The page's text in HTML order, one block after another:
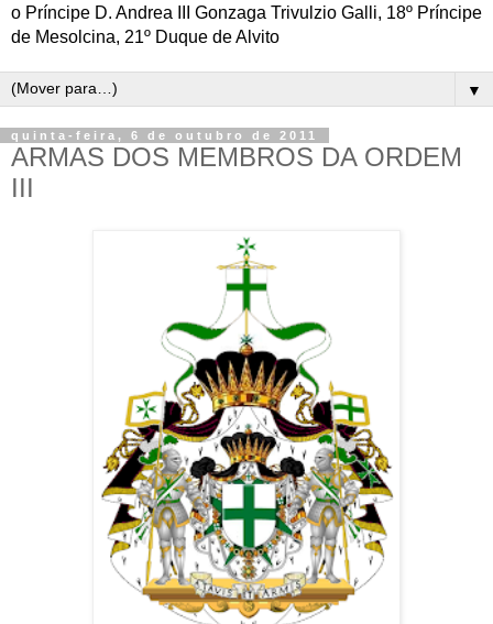
o Príncipe D. Andrea III Gonzaga Trivulzio Galli, 18º Príncipe
de Mesolcina, 21º Duque de Alvito
▼
quinta-feira, 6 de outubro de 2011
ARMAS DOS MEMBROS DA ORDEM
III